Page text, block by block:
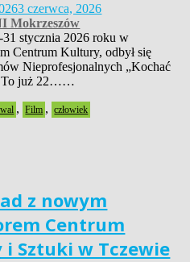
3 czerwca, 2026
Mokrzeszów
stycznia 2026 roku w
Centrum Kultury, odbył się
Nieprofesjonalnych „Kochać
To już 22……
, Film , człowiek
z nowym
Centrum
Sztuki w Tczewie